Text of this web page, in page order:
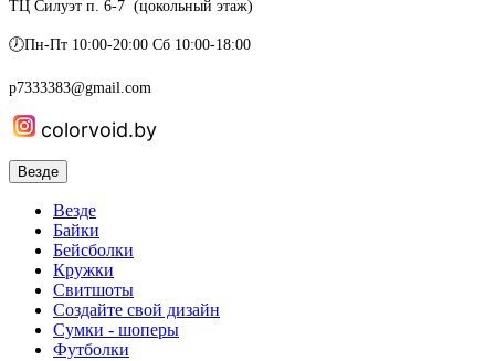
ТЦ Силуэт п. 6-7 (цокольный этаж)
🕖Пн-Пт 10:00-20:00 Сб 10:00-18:00
p7333383@gmail.com
colorvoid.by
Везде
Везде
Байки
Бейсболки
Кружки
Свитшоты
Создайте свой дизайн
Сумки - шоперы
Футболки